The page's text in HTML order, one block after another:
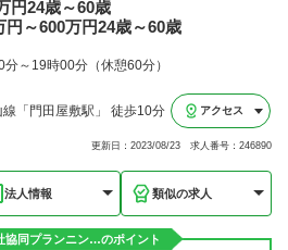
円24歳～60歳
円～600万円24歳～60歳
～19時00分（休憩60分）
線「門田屋敷駅」 徒歩10分 アクセス
更新日：2023/08/23 求人番号：246890
法人情報 類似の求人
同プランニン…のポイント